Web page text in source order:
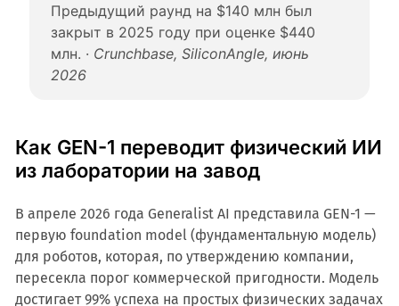
Предыдущий раунд на $140 млн был
закрыт в 2025 году при оценке $440
млн. · Crunchbase, SiliconAngle, июнь
2026
Как GEN-1 переводит физический ИИ
из лаборатории на завод
В апреле 2026 года Generalist AI представила GEN-1 —
первую foundation model (фундаментальную модель)
для роботов, которая, по утверждению компании,
пересекла порог коммерческой пригодности. Модель
достигает 99% успеха на простых физических задачах